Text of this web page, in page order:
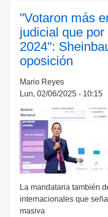
Morena
con
21.6
millones
ocultar
gastos
bardas
y
espectaculares
durante
elecciones
2024
"Votaron más
judicial que
2024":
oposición
Mario Reyes
Lun, 02/06/2025 - 10:15
La mandataria también
internacionales que
masiva